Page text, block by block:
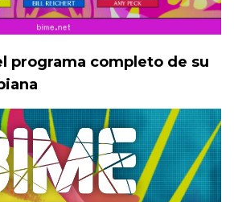
programa completo de su